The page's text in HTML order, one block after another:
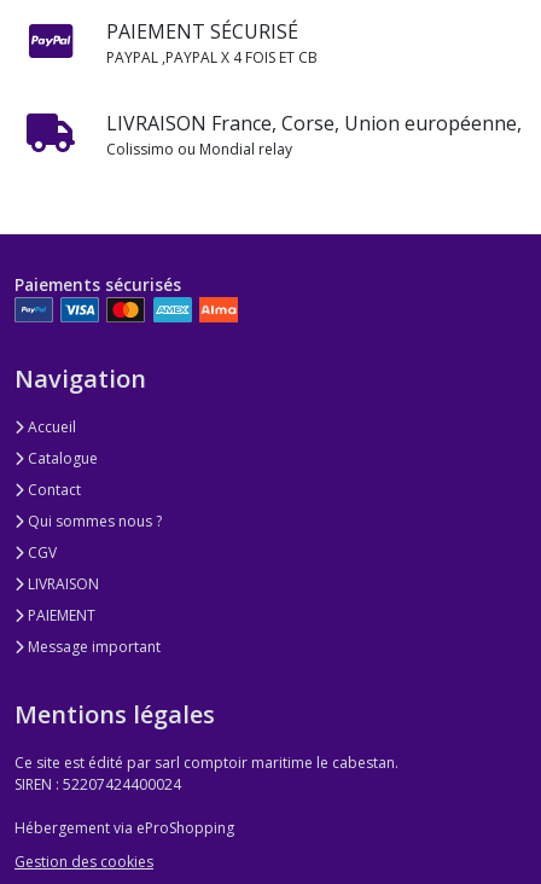
PAIEMENT SÉCURISÉ
PAYPAL ,PAYPAL X 4 FOIS ET CB
LIVRAISON France, Corse, Union européenne,
Colissimo ou Mondial relay
Paiements sécurisés
Navigation
Accueil
Catalogue
Contact
Qui sommes nous ?
CGV
LIVRAISON
PAIEMENT
Message important
Mentions légales
Ce site est édité par sarl comptoir maritime le cabestan.
SIREN : 52207424400024
Hébergement via eProShopping
Gestion des cookies